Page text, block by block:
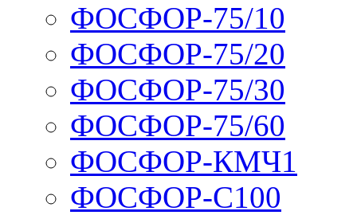
ФОСФОР-75/10
ФОСФОР-75/20
ФОСФОР-75/30
ФОСФОР-75/60
ФОСФОР-КМЧ1
ФОСФОР-С100